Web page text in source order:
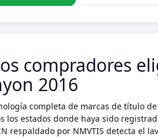
compradores
2016
completa de marcas de título de
los estados donde haya sido
respaldado por NMVTIS detecta el